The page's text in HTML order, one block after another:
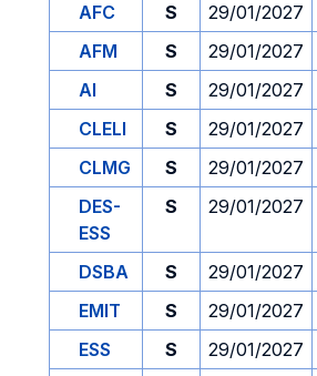
AFC
S 29/01/2027
AFM
S 29/01/2027
AI
S 29/01/2027
CLELI
S 29/01/2027
CLMG
S 29/01/2027
DES-
ESS
S 29/01/2027
DSBA S 29/01/2027
EMIT
S 29/01/2027
ESS
S 29/01/2027